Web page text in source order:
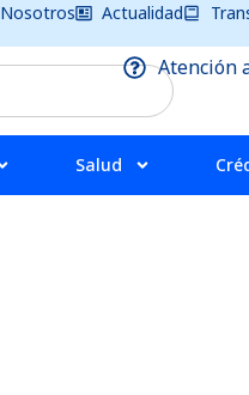
Nosotros Actualidad
Atención
Salud